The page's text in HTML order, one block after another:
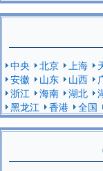
中央 北京 上海
安徽
山东 山西
浙江
海南 湖北
黑龙江
香港 全国